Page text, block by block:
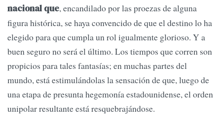
nacional que, encandilado por las proezas de alguna
figura histórica, se haya convencido de que el destino lo ha
elegido para que cumpla un rol igualmente glorioso. Y a
buen seguro no será el último. Los tiempos que corren son
propicios para tales fantasías; en muchas partes del
mundo, está estimulándolas la sensación de que, luego de
una etapa de presunta hegemonía estadounidense, el orden
unipolar resultante está resquebrajándose.